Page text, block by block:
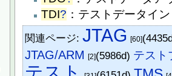
TDI? ：テストデータイン
関連ページ:JTAG [60]
JTAG/ARM [2](5986d) テスト